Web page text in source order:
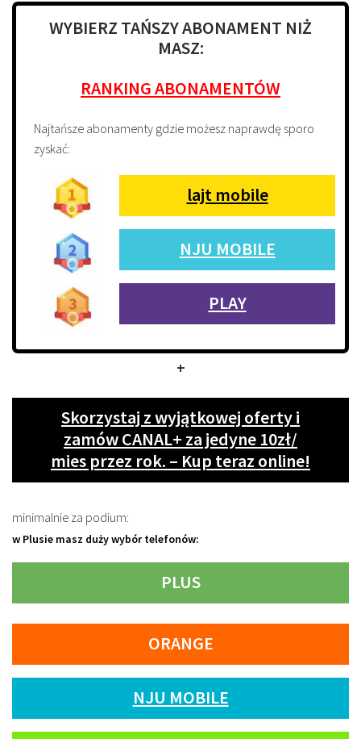
WYBIERZ TAŃSZY ABONAMENT NIŻ
MASZ:
RANKING ABONAMENTÓW
Najtańsze abonamenty gdzie możesz naprawdę sporo
zyskać:
lajt mobile
NJU MOBILE
PLAY
+
Skorzystaj z wyjątkowej oferty i
zamów CANAL+ za jedyne 10zł/
mies przez rok. – Kup teraz online!
minimalnie za podium:
w Plusie masz duży wybór telefonów:
PLUS
ORANGE
NJU MOBILE